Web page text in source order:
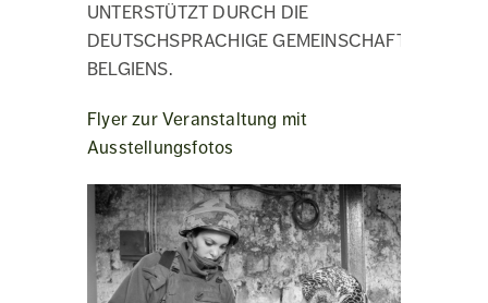
UNTERSTÜTZT DURCH DIE
DEUTSCHSPRACHIGE GEMEINSCHAFT
BELGIENS.
Flyer zur Veranstaltung mit
Ausstellungsfotos